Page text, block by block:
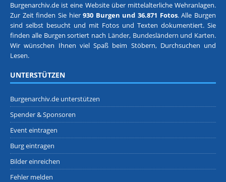
Burgenarchiv.de ist eine Website über mittelalterliche Wehranlagen.
Zur Zeit finden Sie hier930 Burgen und 36.871 Fotos. Alle Burgen
sind selbst besucht und mit Fotos und Texten dokumentiert. Sie
finden alle Burgen sortiert nach Länder, Bundesländern und Karten.
Wir wünschen Ihnen viel Spaß beim Stöbern, Durchsuchen und
Lesen.
UNTERSTÜTZEN
Burgenarchiv.de unterstützen
Spender & Sponsoren
Event eintragen
Burg eintragen
Bilder einreichen
Fehler melden